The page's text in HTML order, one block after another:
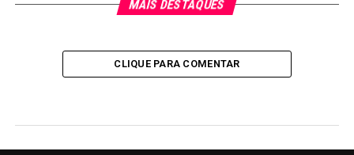
MAIS DESTAQUES
CLIQUE PARA COMENTAR